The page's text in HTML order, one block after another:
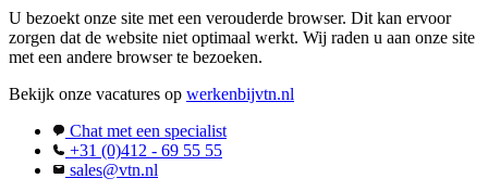
U bezoekt onze site met een verouderde browser. Dit kan ervoor
zorgen dat de website niet optimaal werkt. Wij raden u aan onze site
met een andere browser te bezoeken.
Bekijk onze vacatures op werkenbijvtn.nl
Chat met een specialist
+31 (0)412 - 69 55 55
sales@vtn.nl